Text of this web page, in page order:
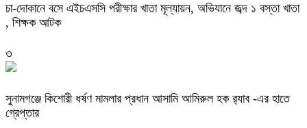
চা-দোকানে বসে এইচএসসি পরীক্ষার খাতা মূল্যায়ন, অভিযানে জব্দ ১ বস্তা খাতা
, শিক্ষক আটক
৩
‎সুনামগঞ্জে কিশোরী ধর্ষণ মামলার প্রধান আসামি আমিরুল হক র‌্যাব -এর হাতে
গ্রেপ্তার